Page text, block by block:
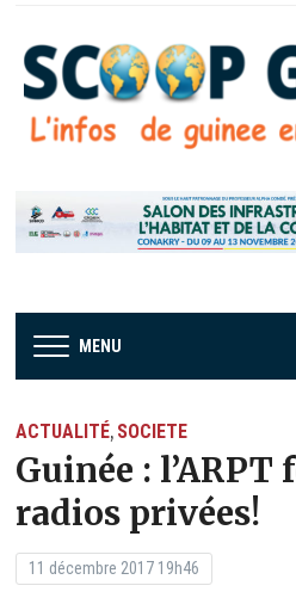
MENU
ACTUALITÉ, SOCIETE
Guinée :
radios privées!
11 décembre 2017 19h46